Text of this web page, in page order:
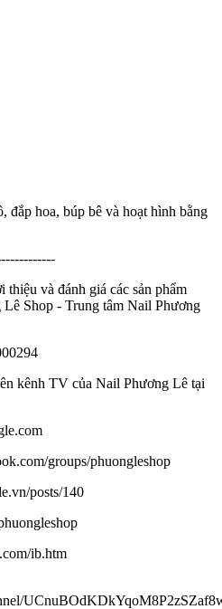
đắp hoa, búp bê và hoạt hình bằng
và đánh giá các sản phẩm
Shop - Trung tâm Nail Phương
kênh TV của Nail Phương Lê tại
groups/phuongleshop
posts/140
ib.htm